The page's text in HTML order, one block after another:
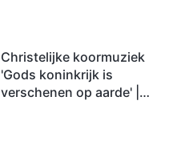
Christelijke koormuziek
'Gods koninkrijk is
verschenen op aarde' |